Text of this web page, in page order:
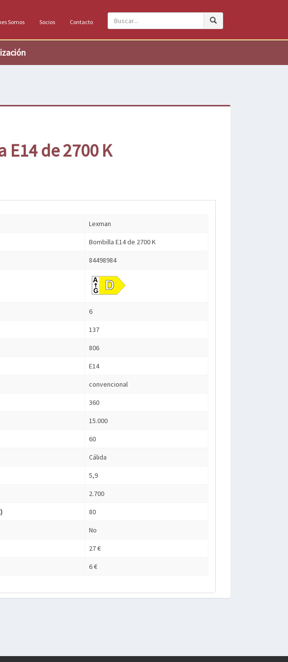
Somos Socios Contacto
de 2700 K
Lexman
Bombilla E14 de 2700 K
84498984
6
137
806
E14
convencional
360
15.000
60
Cálida
5,9
2.700
80
No
27 €
6 €